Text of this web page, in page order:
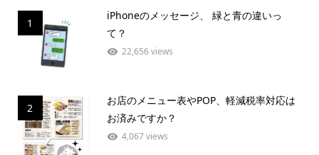
1
iPhoneのメッセージ、 緑と青の違いっ
て？
22,656 views
2
お店のメニュー表やPOP、軽減税率対応は
お済みですか？
4,067 views